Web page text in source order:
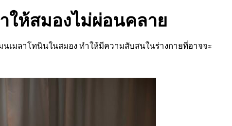
ให้สมองไม่ผ่อนคลาย
เมลาโทนินในสมอง ทำให้มีความสับสนในร่างกายที่อาจจะ